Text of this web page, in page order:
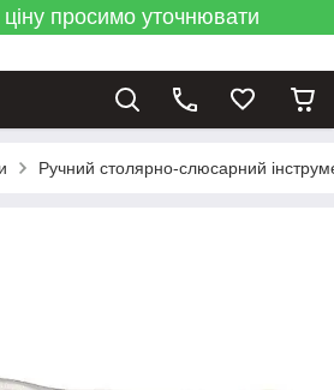
ціну просимо уточнювати
Ручний столярно-слюсарний